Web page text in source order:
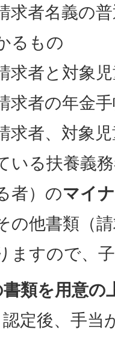
求者名義の
るもの
求者と対象
求者の年金
求者、対象
いる扶養義
者）のマイ
の他書類（
ますので、
類を用意の
定後、手当